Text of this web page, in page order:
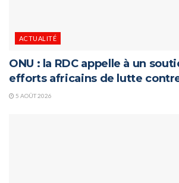
ACTUALITÉ
ONU : la RDC appelle à un
efforts africains de lutte
5 AOÛT 2026